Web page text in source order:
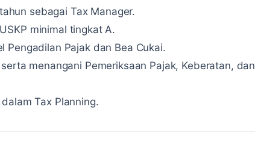
sebagai Tax Manager.
minimal tingkat A.
Pengadilan Pajak dan Bea Cukai.
menangani Pemeriksaan Pajak, Keberatan, dan
Tax Planning.